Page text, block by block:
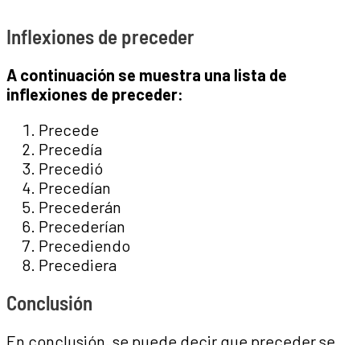
Inflexiones de preceder
A continuación se muestra una lista de
inflexiones de preceder:
Precede
Precedía
Precedió
Precedían
Precederán
Precederían
Precediendo
Precediera
Conclusión
En conclusión, se puede decir que preceder se